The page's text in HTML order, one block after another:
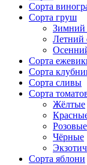
Сорта
Сорта груш
Зимний
Летний
Сорта
Сорта
Сорта сливы
Сорта
Жёлтые
Розовые
Чёрные
Сорта яблони